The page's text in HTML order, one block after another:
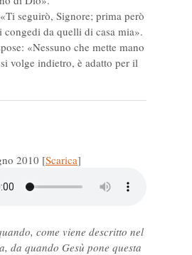
seguirò, Signore; prima però
congedi da quelli di casa mia».
«Nessuno che mette mano
volge indietro, è adatto per il
2010 [Scarica]
come viene descritto nel
da quando Gesù pone questa